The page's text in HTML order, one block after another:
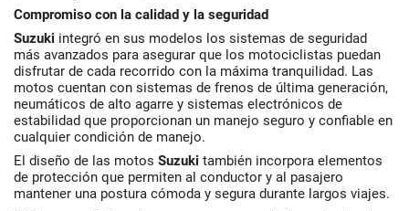
Compromiso con la calidad y la seguridad
Suzuki integró en sus modelos los sistemas de seguridad
más avanzados para asegurar que los motociclistas puedan
disfrutar de cada recorrido con la máxima tranquilidad. Las
motos cuentan con sistemas de frenos de última generación,
neumáticos de alto agarre y sistemas electrónicos de
estabilidad que proporcionan un manejo seguro y confiable en
cualquier condición de manejo.
El diseño de las motos Suzuki también incorpora elementos
de protección que permiten al conductor y al pasajero
mantener una postura cómoda y segura durante largos viajes.